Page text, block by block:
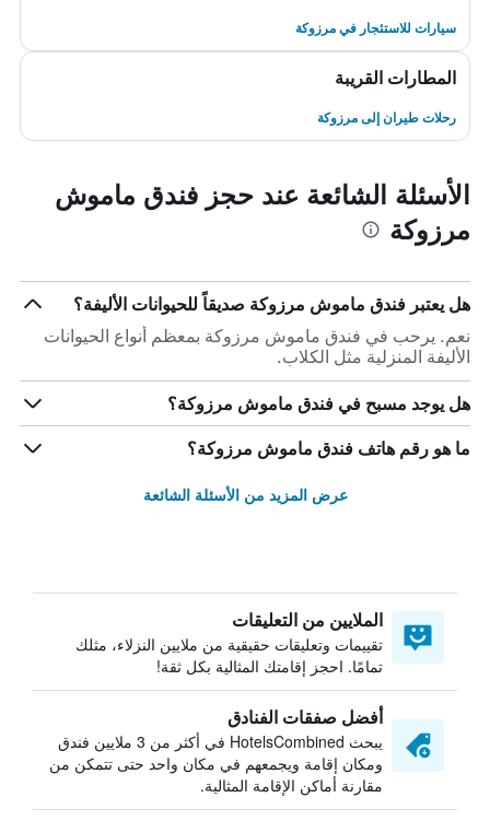
سيارات للاستئجار في مرزوكة
المطارات القريبة
رحلات طيران إلى مرزوكة
الأسئلة الشائعة عند حجز فندق ماموش
مرزوكة
هل يعتبر فندق ماموش مرزوكة صديقاً للحيوانات الأليفة؟
نعم. يرحب في فندق ماموش مرزوكة بمعظم أنواع الحيوانات
الأليفة المنزلية مثل الكلاب.
هل يوجد مسبح في فندق ماموش مرزوكة؟
ما هو رقم هاتف فندق ماموش مرزوكة؟
عرض المزيد من الأسئلة الشائعة
الملايين من التعليقات
تقييمات وتعليقات حقيقية من ملايين النزلاء، مثلك
تمامًا. احجز إقامتك المثالية بكل ثقة!
أفضل صفقات الفنادق
يبحث HotelsCombined في أكثر من 3 ملايين فندق
ومكان إقامة ويجمعهم في مكان واحد حتى تتمكن من
مقارنة أماكن الإقامة المثالية.